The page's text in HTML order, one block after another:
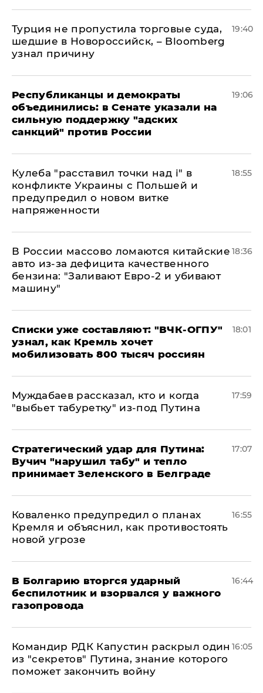
Турция не пропустила торговые суда,
шедшие в Новороссийск, – Bloomberg
узнал причину
19:40
Республиканцы и демократы
объединились: в Сенате указали на
сильную поддержку "адских
санкций" против России
19:06
Кулеба "расставил точки над і" в
конфликте Украины с Польшей и
предупредил о новом витке
напряженности
18:55
В России массово ломаются китайские
авто из-за дефицита качественного
бензина: "Заливают Евро-2 и убивают
машину"
18:36
Списки уже составляют: "ВЧК-ОГПУ"
узнал, как Кремль хочет
мобилизовать 800 тысяч россиян
18:01
Муждабаев рассказал, кто и когда
"выбьет табуретку" из-под Путина
17:59
Стратегический удар для Путина:
Вучич "нарушил табу" и тепло
принимает Зеленского в Белграде
17:07
Коваленко предупредил о планах
Кремля и объяснил, как противостоять
новой угрозе
16:55
В Болгарию вторгся ударный
беспилотник и взорвался у важного
газопровода
16:44
Командир РДК Капустин раскрыл один
из "секретов" Путина, знание которого
поможет закончить войну
16:05